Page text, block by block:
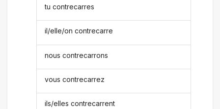
tu contrecarres
il/elle/on contrecarre
nous contrecarrons
vous contrecarrez
ils/elles contrecarrent